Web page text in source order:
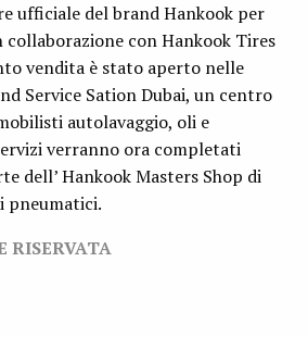
ufficiale del brand Hankook per
con Hankook Tires
vendita è stato aperto nelle
Service Sation Dubai, un centro
autolavaggio, oli e
verranno ora completati
dell’ Hankook Masters Shop di
pneumatici.
RISERVATA